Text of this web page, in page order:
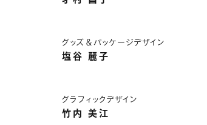
グッズ＆パッケージデザイン
塩谷 麗子
グラフィックデザイン
竹内 美江